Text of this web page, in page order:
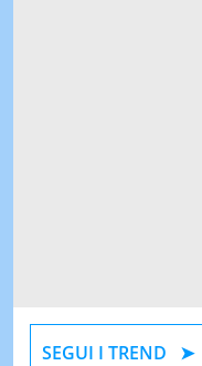
SEGUI I TREND